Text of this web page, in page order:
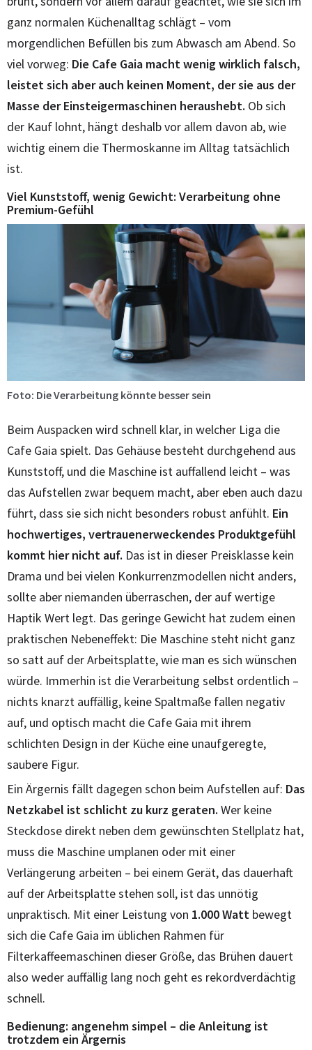
ganz normalen Küchenalltag schlägt – vom
morgendlichen Befüllen bis zum Abwasch am Abend. So
viel vorweg: Die Cafe Gaia macht wenig wirklich falsch,
leistet sich aber auch keinen Moment, der sie aus der
Masse der Einsteigermaschinen heraushebt. Ob sich
der Kauf lohnt, hängt deshalb vor allem davon ab, wie
wichtig einem die Thermoskanne im Alltag tatsächlich
ist.
Viel Kunststoff, wenig Gewicht: Verarbeitung ohne
Premium-Gefühl
Foto: Die Verarbeitung könnte besser sein
Beim Auspacken wird schnell klar, in welcher Liga die
Cafe Gaia spielt. Das Gehäuse besteht durchgehend aus
Kunststoff, und die Maschine ist auffallend leicht – was
das Aufstellen zwar bequem macht, aber eben auch dazu
führt, dass sie sich nicht besonders robust anfühlt. Ein
hochwertiges, vertrauenerweckendes Produktgefühl
kommt hier nicht auf. Das ist in dieser Preisklasse kein
Drama und bei vielen Konkurrenzmodellen nicht anders,
sollte aber niemanden überraschen, der auf wertige
Haptik Wert legt. Das geringe Gewicht hat zudem einen
praktischen Nebeneffekt: Die Maschine steht nicht ganz
so satt auf der Arbeitsplatte, wie man es sich wünschen
würde. Immerhin ist die Verarbeitung selbst ordentlich –
nichts knarzt auffällig, keine Spaltmaße fallen negativ
auf, und optisch macht die Cafe Gaia mit ihrem
schlichten Design in der Küche eine unaufgeregte,
saubere Figur.
Ein Ärgernis fällt dagegen schon beim Aufstellen auf: Das
Netzkabel ist schlicht zu kurz geraten. Wer keine
Steckdose direkt neben dem gewünschten Stellplatz hat,
muss die Maschine umplanen oder mit einer
Verlängerung arbeiten – bei einem Gerät, das dauerhaft
auf der Arbeitsplatte stehen soll, ist das unnötig
unpraktisch. Mit einer Leistung von 1.000 Watt bewegt
sich die Cafe Gaia im üblichen Rahmen für
Filterkaffeemaschinen dieser Größe, das Brühen dauert
also weder auffällig lang noch geht es rekordverdächtig
schnell.
Bedienung: angenehm simpel – die Anleitung ist
trotzdem ein Ärgernis